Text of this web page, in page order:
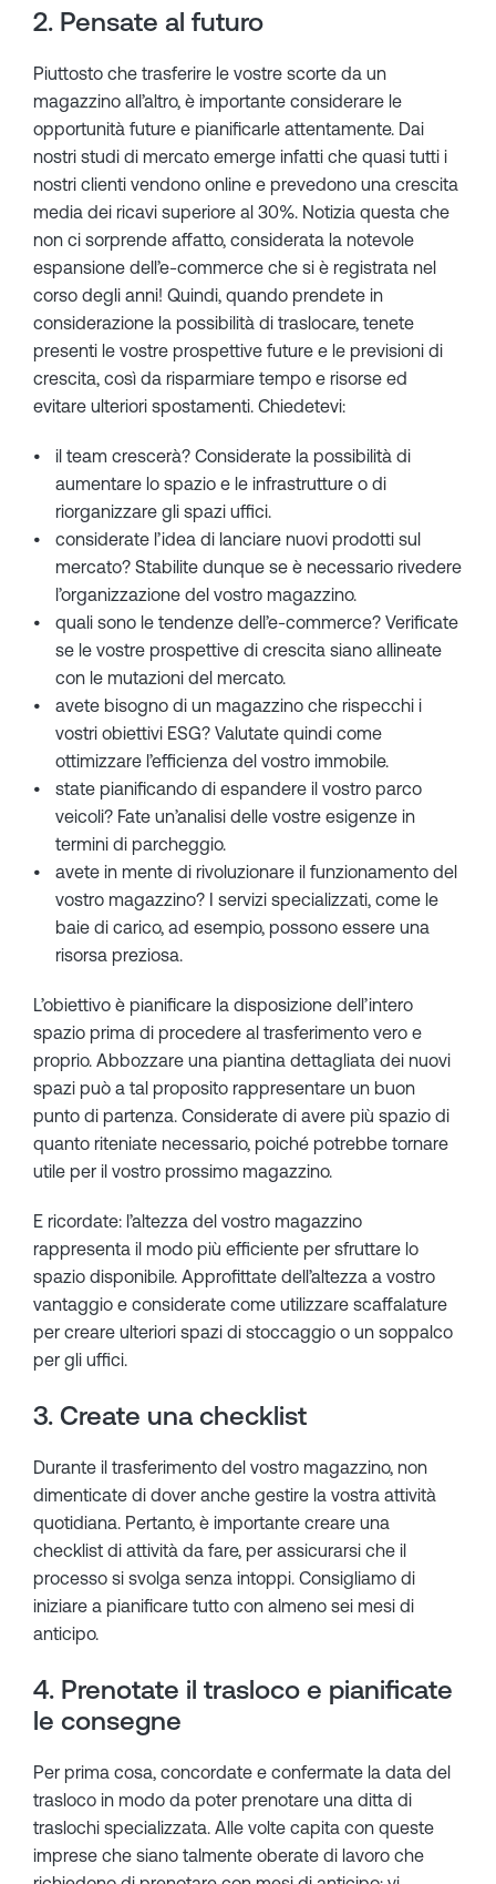
2. Pensate al futuro
Piuttosto che trasferire le vostre scorte da un
magazzino all’altro, è importante considerare le
opportunità future e pianificarle attentamente. Dai
nostri studi di mercato emerge infatti che quasi tutti i
nostri clienti vendono online e prevedono una crescita
media dei ricavi superiore al 30%. Notizia questa che
non ci sorprende affatto, considerata la notevole
espansione dell’e-commerce che si è registrata nel
corso degli anni! Quindi, quando prendete in
considerazione la possibilità di traslocare, tenete
presenti le vostre prospettive future e le previsioni di
crescita, così da risparmiare tempo e risorse ed
evitare ulteriori spostamenti. Chiedetevi:
il team crescerà? Considerate la possibilità di
aumentare lo spazio e le infrastrutture o di
riorganizzare gli spazi uffici.
considerate l’idea di lanciare nuovi prodotti sul
mercato? Stabilite dunque se è necessario rivedere
l’organizzazione del vostro magazzino.
quali sono le tendenze dell’e-commerce? Verificate
se le vostre prospettive di crescita siano allineate
con le mutazioni del mercato.
avete bisogno di un magazzino che rispecchi i
vostri obiettivi ESG? Valutate quindi come
ottimizzare l’efficienza del vostro immobile.
state pianificando di espandere il vostro parco
veicoli? Fate un’analisi delle vostre esigenze in
termini di parcheggio.
avete in mente di rivoluzionare il funzionamento del
vostro magazzino? I servizi specializzati, come le
baie di carico, ad esempio, possono essere una
risorsa preziosa.
L’obiettivo è pianificare la disposizione dell’intero
spazio prima di procedere al trasferimento vero e
proprio. Abbozzare una piantina dettagliata dei nuovi
spazi può a tal proposito rappresentare un buon
punto di partenza. Considerate di avere più spazio di
quanto riteniate necessario, poiché potrebbe tornare
utile per il vostro prossimo magazzino.
E ricordate: l’altezza del vostro magazzino
rappresenta il modo più efficiente per sfruttare lo
spazio disponibile. Approfittate dell’altezza a vostro
vantaggio e considerate come utilizzare scaffalature
per creare ulteriori spazi di stoccaggio o un soppalco
per gli uffici.
3. Create una checklist
Durante il trasferimento del vostro magazzino, non
dimenticate di dover anche gestire la vostra attività
quotidiana. Pertanto, è importante creare una
checklist di attività da fare, per assicurarsi che il
processo si svolga senza intoppi. Consigliamo di
iniziare a pianificare tutto con almeno sei mesi di
anticipo.
4. Prenotate il trasloco e pianificate
le consegne
Per prima cosa, concordate e confermate la data del
trasloco in modo da poter prenotare una ditta di
traslochi specializzata. Alle volte capita con queste
imprese che siano talmente oberate di lavoro che